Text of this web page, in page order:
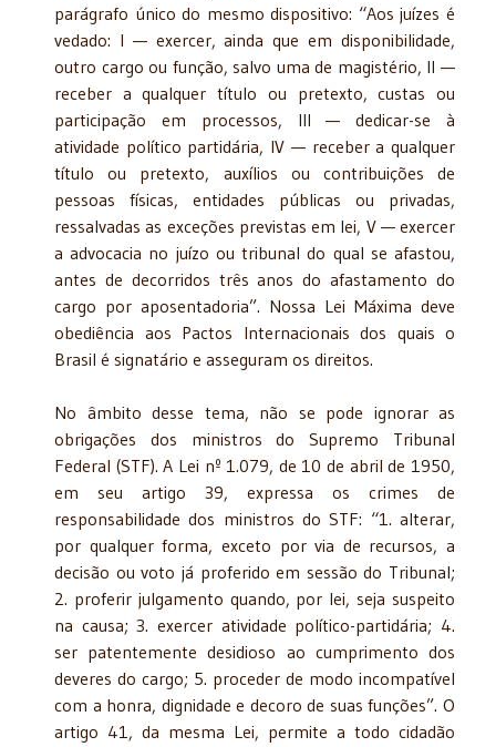
parágrafo único do mesmo dispositivo: “Aos juízes é
vedado: I — exercer, ainda que em disponibilidade,
outro cargo ou função, salvo uma de magistério, II —
receber a qualquer título ou pretexto, custas ou
participação em processos, III — dedicar-se à
atividade político partidária, IV — receber a qualquer
título ou pretexto, auxílios ou contribuições de
pessoas físicas, entidades públicas ou privadas,
ressalvadas as exceções previstas em lei, V — exercer
a advocacia no juízo ou tribunal do qual se afastou,
antes de decorridos três anos do afastamento do
cargo por aposentadoria”. Nossa Lei Máxima deve
obediência aos Pactos Internacionais dos quais o
Brasil é signatário e asseguram os direitos.
No âmbito desse tema, não se pode ignorar as
obrigações dos ministros do Supremo Tribunal
Federal (STF). A Lei nº 1.079, de 10 de abril de 1950,
em seu artigo 39, expressa os crimes de
responsabilidade dos ministros do STF: “1. alterar,
por qualquer forma, exceto por via de recursos, a
decisão ou voto já proferido em sessão do Tribunal;
2. proferir julgamento quando, por lei, seja suspeito
na causa; 3. exercer atividade político-partidária; 4.
ser patentemente desidioso ao cumprimento dos
deveres do cargo; 5. proceder de modo incompatível
com a honra, dignidade e decoro de suas funções”. O
artigo 41, da mesma Lei, permite a todo cidadão